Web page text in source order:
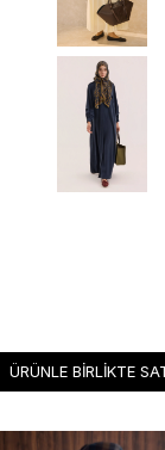
ÜRÜNLE BİRLİKTE